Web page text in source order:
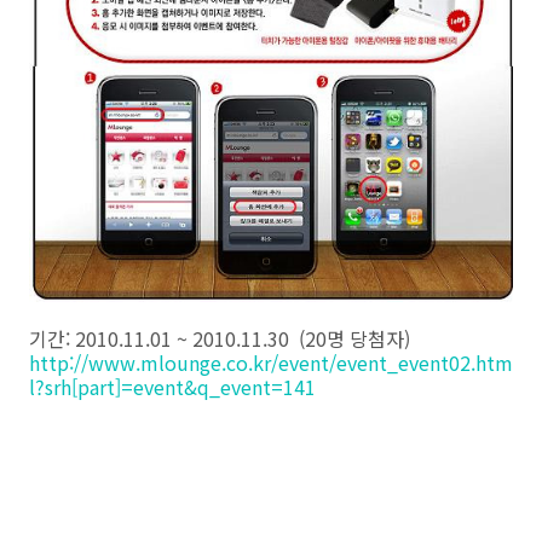
기간: 2010.11.01 ~ 2010.11.30 (20명 당첨자)
http://www.mlounge.co.kr/event/event_event02.htm
l?srh[part]=event&q_event=141